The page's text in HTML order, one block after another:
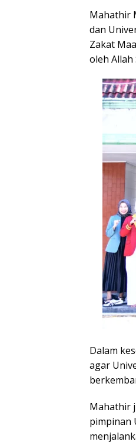
Mahathir
dan
Zakat
oleh Allah
Dalam
agar
Mahathir
pimpinan